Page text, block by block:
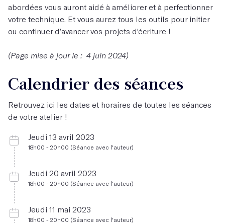
abordées vous auront aidé à améliorer et à perfectionner
votre technique. Et vous aurez tous les outils pour initier
ou continuer d’avancer vos projets d'écriture !
(Page mise à jour le : 4 juin 2024)
Calendrier des séances
Retrouvez ici les dates et horaires de toutes les séances
de votre atelier !
Jeudi 13 avril 2023
18h00 - 20h00 (Séance avec l'auteur)
Jeudi 20 avril 2023
18h00 - 20h00 (Séance avec l'auteur)
Jeudi 11 mai 2023
18h00 - 20h00 (Séance avec l'auteur)